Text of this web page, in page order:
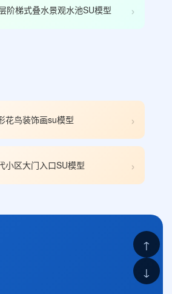
阶梯式叠水景观水池SU模型 ›
花鸟装饰画su模型 ›
小区大门入口SU模型 ›
↑
↓